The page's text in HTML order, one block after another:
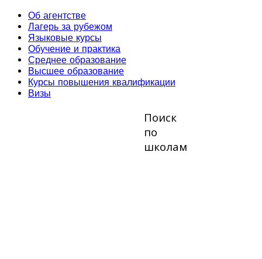
Об агентстве
Лагерь за рубежом
Языковые курсы
Обучение и практика
Среднее образование
Высшее образование
Курсы повышения квалификации
Визы
Поиск
по
школам